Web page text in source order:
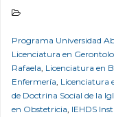
Programa Universidad
Licenciatura en
Rafaela, Licenciatura en
Enfermería, Licenciatura
de Doctrina Social de la
en Obstetricia, IEHDS